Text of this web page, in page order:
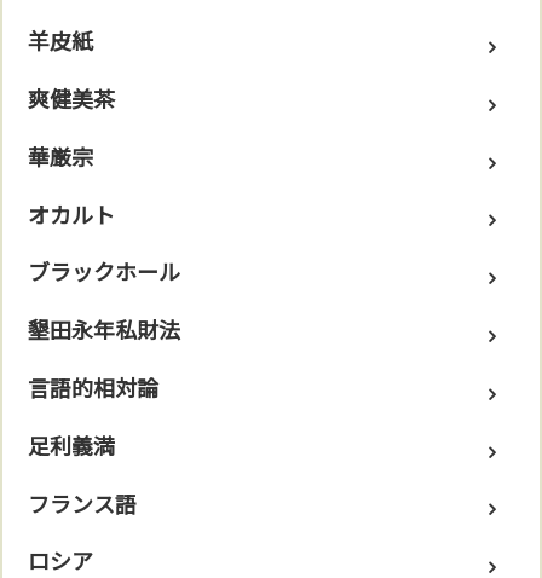
羊皮紙
爽健美茶
華厳宗
オカルト
ブラックホール
墾田永年私財法
言語的相対論
足利義満
フランス語
ロシア